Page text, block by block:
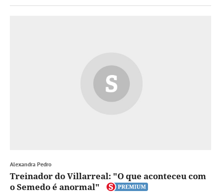
Alexandra Pedro
Treinador do Villarreal: "O que aconteceu com
o Semedo é anormal"